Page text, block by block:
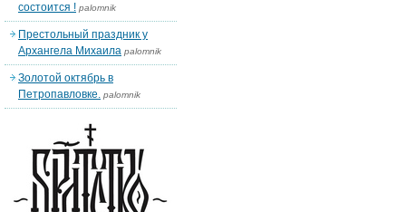
состоится ! palomnik
Престольный праздник у
Архангела Михаила palomnik
Золотой октябрь в
Петропавловке. palomnik